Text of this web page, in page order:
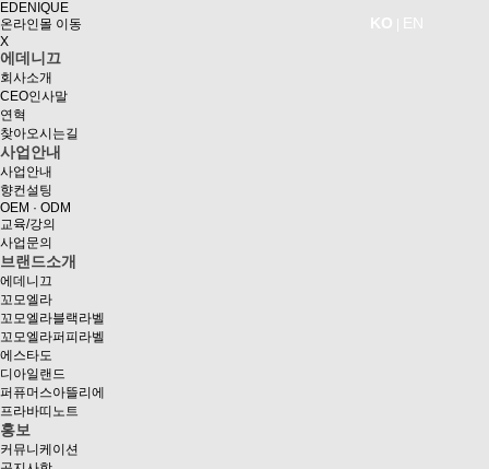
EDENIQUE
온라인몰 이동
X
KO
EN
에데니끄
회사소개
CEO인사말
연혁
찾아오시는길
사업안내
사업안내
향컨설팅
OEM · ODM
교육/강의
사업문의
브랜드소개
에데니끄
꼬모엘라
꼬모엘라블랙라벨
꼬모엘라퍼피라벨
에스타도
디아일랜드
퍼퓨머스아뜰리에
프라바띠노트
홍보
커뮤니케이션